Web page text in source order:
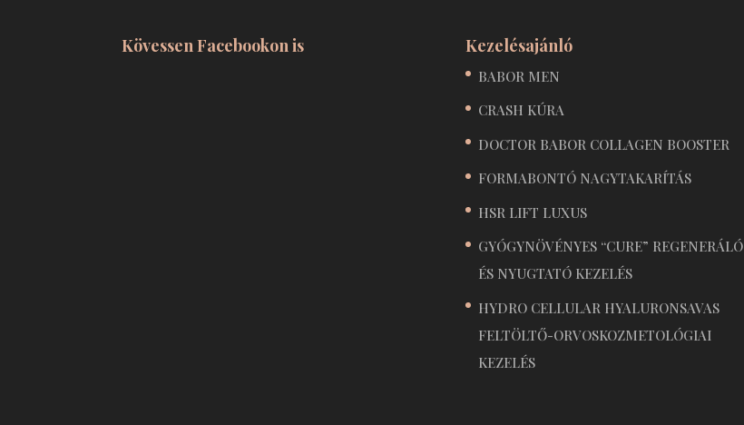
Kövessen Facebookon is Kezelésajánló
BABOR MEN
CRASH KÚRA
DOCTOR BABOR COLLAGEN BOOSTER
FORMABONTÓ NAGYTAKARÍTÁS
HSR LIFT LUXUS
GYÓGYNÖVÉNYES “CURE” REGENERÁLÓ
ÉS NYUGTATÓ KEZELÉS
HYDRO CELLULAR HYALURONSAVAS
FELTÖLTŐ-ORVOSKOZMETOLÓGIAI
KEZELÉS